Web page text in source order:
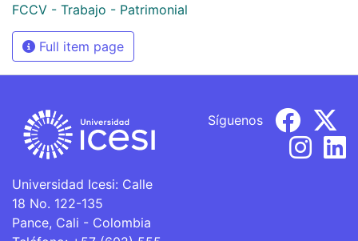
FCCV - Trabajo - Patrimonial
Full item page
Universidad Icesi: Calle
18 No. 122-135
Pance, Cali - Colombia
Síguenos